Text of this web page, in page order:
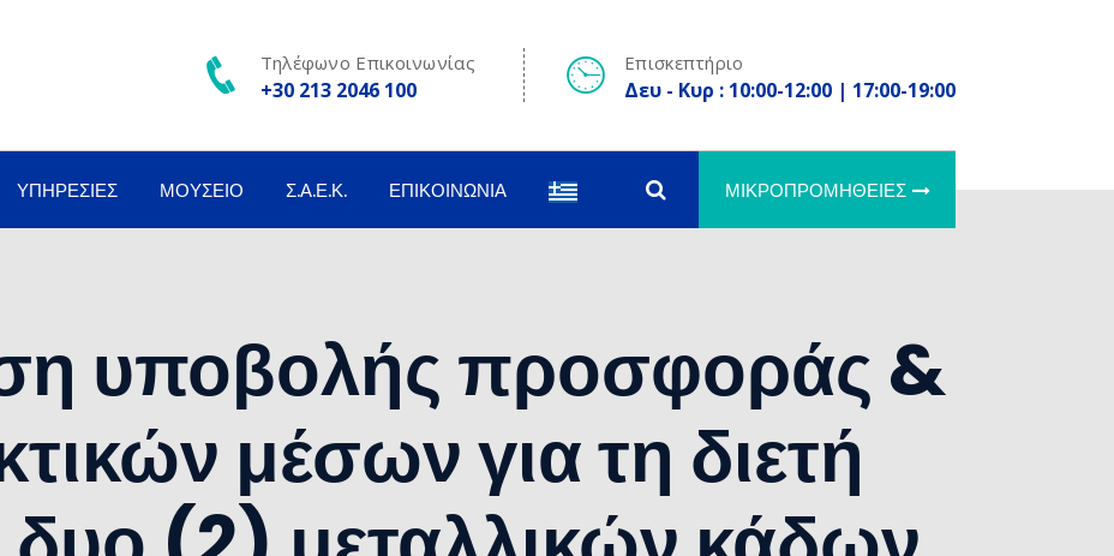
Τηλέφωνο Επικοινωνίας
+30 213 2046 100
Επισκεπτήριο
Δευ - Κυρ : 10:00-12:00 | 17:00-19:00
ΥΠΗΡΕΣΊΕΣ ΜΟΥΣΕΊΟ Σ.Α.Ε.Κ. ΕΠΙΚΟΙΝΩΝΊΑ ΜΙΚΡΟΠΡΟΜΉΘΕΙΕΣ
υποβολής προσφοράς &
μέσων για τη διετή